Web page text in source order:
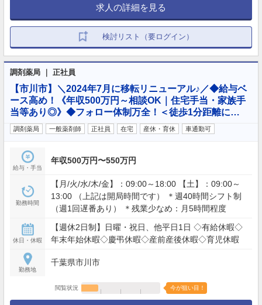
求人の詳細を見る
検討リスト（要ログイン）
調剤薬局 ｜ 正社員
【市川市】＼2024年7月に移転リニューアル♪／◆給与ベ
ース高め！《年収500万円～相談OK｜住宅手当・家族手
当等あり◎》◆フォロー体制万全！＜徒歩1分距離に…
調剤薬局 一般薬剤師 正社員 在宅 産休・育休 車通勤可
給与・手当
年収500万円〜550万円
勤務時間
【月/火/水/木/金】：09:00～18:00 【土】：09:00～
13:00 （上記は開局時間です） ＊週40時間シフト制
（週1回遅番あり） ＊残業少なめ：月5時間程度
休日・休暇
【週休2日制】日曜・祝日、他平日1日 ◇有給休暇◇
年末年始休暇◇慶弔休暇◇産前産後休暇◇育児休暇
勤務地
千葉県市川市
閲覧状況 今が狙い目！